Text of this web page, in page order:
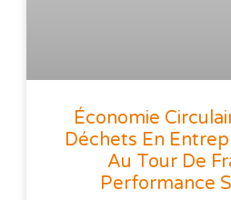
Économie
Déchets En
Au Tour De
Performance